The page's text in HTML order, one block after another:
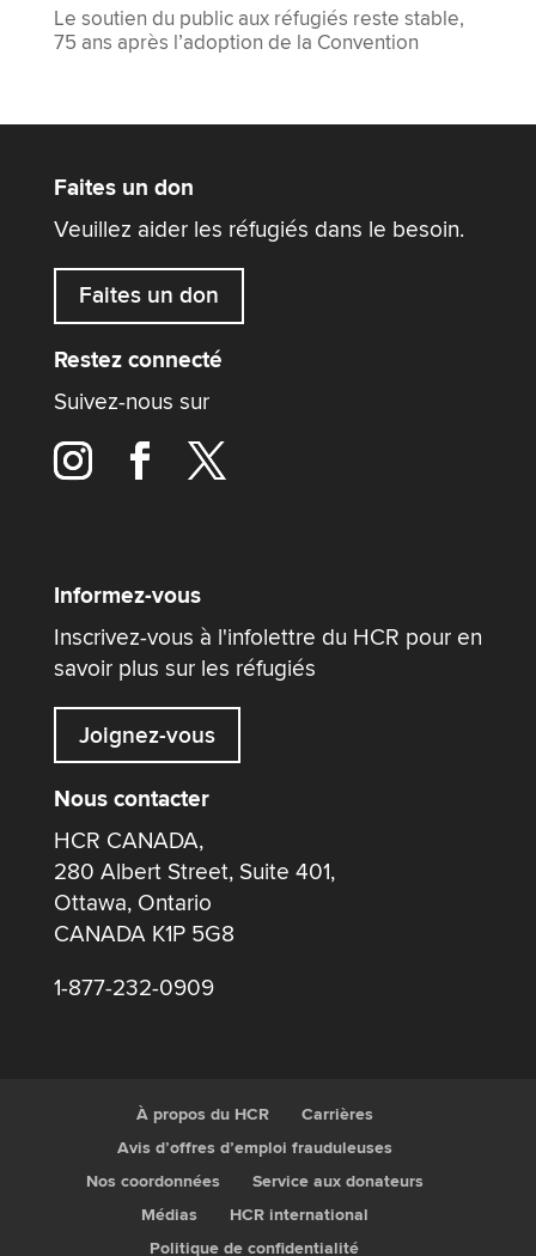
Le soutien du public aux réfugiés reste stable,
75 ans après l’adoption de la Convention
Faites un don
Veuillez aider les réfugiés dans le besoin.
Faites un don
Restez connecté
Suivez-nous sur
Informez-vous
Inscrivez-vous à l'infolettre du HCR pour en
savoir plus sur les réfugiés
Joignez-vous
Nous contacter
HCR CANADA,
280 Albert Street, Suite 401,
Ottawa, Ontario
CANADA K1P 5G8
1-877-232-0909
À propos du HCR
Carrières
Avis d’offres d’emploi frauduleuses
Nos coordonnées
Service aux donateurs
Médias
HCR international
Politique de confidentialité